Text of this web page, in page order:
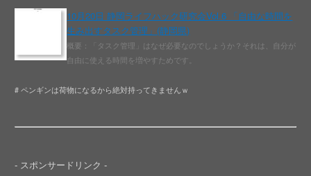
10月20日 静岡ライフハック研究会Vol.6 「自由な時間を
生み出すタスク管理」(静岡県)
概要：「タスク管理」はなぜ必要なのでしょうか？それは、自分が
自由に使える時間を増やすためです。
# ペンギンは荷物になるから絶対持ってきませんｗ
- スポンサードリンク -